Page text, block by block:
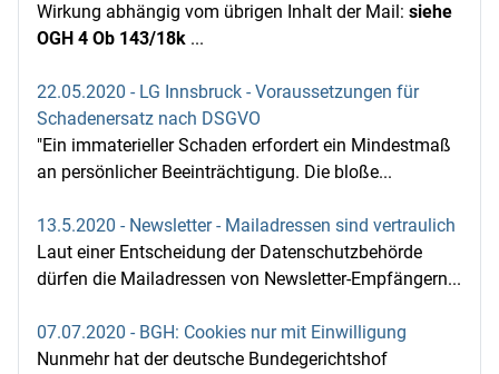
Wirkung abhängig vom übrigen Inhalt der Mail: siehe
OGH 4 Ob 143/18k ...
22.05.2020 - LG Innsbruck - Voraussetzungen für
Schadenersatz nach DSGVO
"Ein immaterieller Schaden erfordert ein Mindestmaß
an persönlicher Beeinträchtigung. Die bloße...
13.5.2020 - Newsletter - Mailadressen sind vertraulich
Laut einer Entscheidung der Datenschutzbehörde
dürfen die Mailadressen von Newsletter-Empfängern...
07.07.2020 - BGH: Cookies nur mit Einwilligung
Nunmehr hat der deutsche Bundegerichtshof